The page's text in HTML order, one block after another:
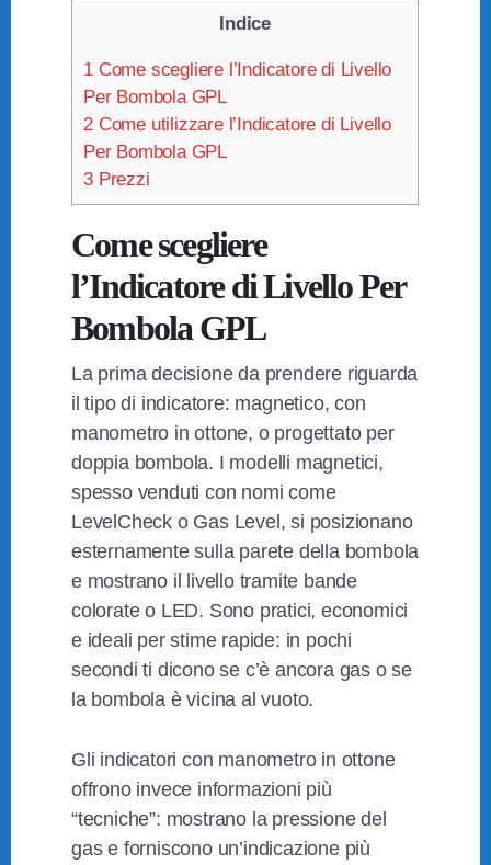
Indice
1Come scegliere l’Indicatore di Livello
Per Bombola GPL
2Come utilizzare l’Indicatore di Livello
Per Bombola GPL
3Prezzi
Come scegliere
l’Indicatore di Livello Per
Bombola GPL
La prima decisione da prendere riguarda
il tipo di indicatore: magnetico, con
manometro in ottone, o progettato per
doppia bombola. I modelli magnetici,
spesso venduti con nomi come
LevelCheck o Gas Level, si posizionano
esternamente sulla parete della bombola
e mostrano il livello tramite bande
colorate o LED. Sono pratici, economici
e ideali per stime rapide: in pochi
secondi ti dicono se c’è ancora gas o se
la bombola è vicina al vuoto.
Gli indicatori con manometro in ottone
offrono invece informazioni più
“tecniche”: mostrano la pressione del
gas e forniscono un’indicazione più